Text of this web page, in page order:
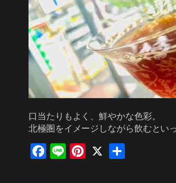
口当たりもよく、鮮やかな色彩。
北極圏をイメージしながら飲むとい
Facebook
LinePinterest
X